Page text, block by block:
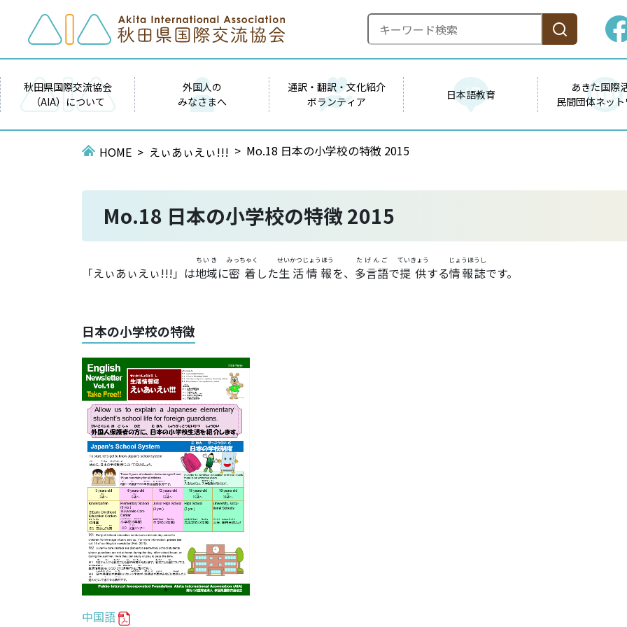
秋田県国際交流協会
（AIA）について
外国人の
みなさまへ
通訳・翻訳・文化紹介
ボランティア
日本語教育
あきた国際
民間団体ネッ
HOME えぃあぃえぃ!!! Mo.18 日本の小学校の特徴 2015
Mo.18 日本の小学校の特徴 2015
「えぃあぃえぃ!!!」は地域
ちいき
に密着
みっちゃく
した生活情報
せいかつじょうほう
を、 多言語
たげんご
で提供
ていきょう
する情報誌
じょうほうし
です。
日本の小学校の特徴
中国語